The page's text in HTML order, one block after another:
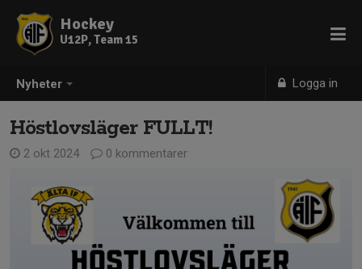
Nyheter Logga in
Hockey
U12P, Team 15
Höstlovsläger FULLT!
2 okt 2024 0 kommentarer